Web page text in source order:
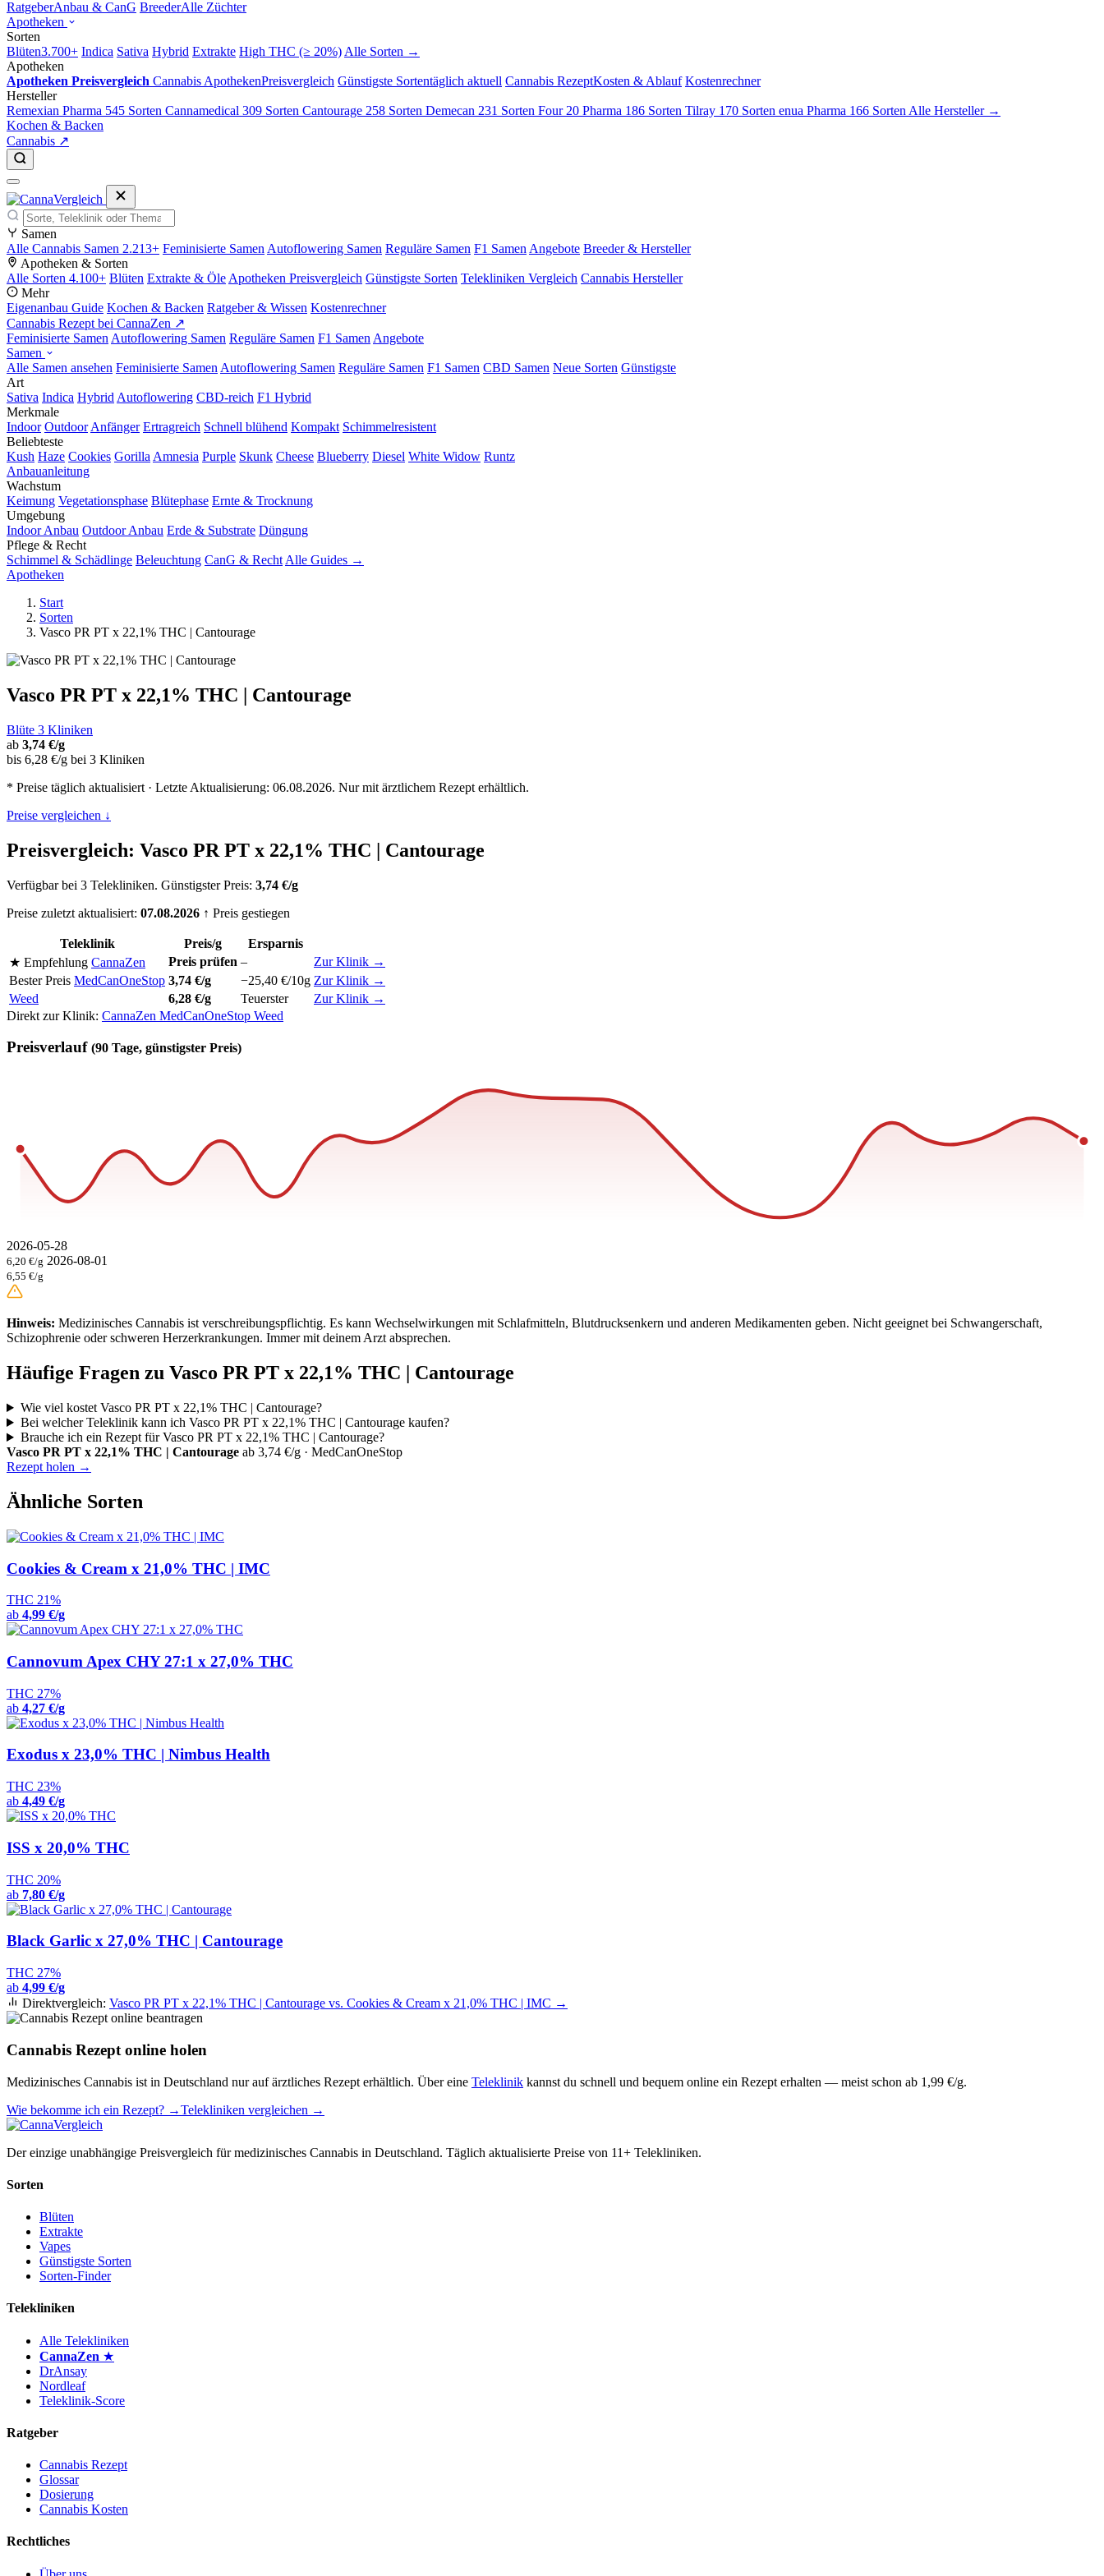
RatgeberAnbau & CanG BreederAlle Züchter
Apotheken
Sorten
Blüten3.700+ Indica Sativa Hybrid Extrakte High THC (≥ 20%) Alle Sorten →
Apotheken
Apotheken Preisvergleich Cannabis ApothekenPreisvergleich Günstigste Sortentäglich aktuell Cannabis RezeptKosten & Ablauf Kostenrechner
Hersteller
Remexian Pharma 545 Sorten Cannamedical 309 Sorten Cantourage 258 Sorten Demecan 231 Sorten Four 20 Pharma 186 Sorten Tilray 170 Sorten enua Pharma 166 Sorten Alle Hersteller →
Kochen & Backen
Cannabis ↗
Samen
Alle Cannabis Samen 2.213+ Feminisierte Samen Autoflowering Samen Reguläre Samen F1 Samen Angebote Breeder & Hersteller
Apotheken & Sorten
Alle Sorten 4.100+ Blüten Extrakte & Öle Apotheken Preisvergleich Günstigste Sorten Telekliniken Vergleich Cannabis Hersteller
Mehr
Eigenanbau Guide Kochen & Backen Ratgeber & Wissen Kostenrechner
Cannabis Rezept bei CannaZen ↗
Feminisierte Samen Autoflowering Samen Reguläre Samen F1 Samen Angebote
Samen
Alle Samen ansehen Feminisierte Samen Autoflowering Samen Reguläre Samen F1 Samen CBD Samen Neue Sorten Günstigste
Art
Sativa Indica Hybrid Autoflowering CBD-reich F1 Hybrid
Merkmale
Indoor Outdoor Anfänger Ertragreich Schnell blühend Kompakt Schimmelresistent
Beliebteste
Kush Haze Cookies Gorilla Amnesia Purple Skunk Cheese Blueberry Diesel White Widow Runtz
Anbauanleitung
Wachstum
Keimung Vegetationsphase Blütephase Ernte & Trocknung
Umgebung
Indoor Anbau Outdoor Anbau Erde & Substrate Düngung
Pflege & Recht
Schimmel & Schädlinge Beleuchtung CanG & Recht Alle Guides →
Apotheken
Start
Sorten
Vasco PR PT x 22,1% THC | Cantourage
Vasco PR PT x 22,1% THC | Cantourage
Blüte 3 Kliniken
ab 3,74 €/g
bis 6,28 €/g bei 3 Kliniken
* Preise täglich aktualisiert · Letzte Aktualisierung: 06.08.2026. Nur mit ärztlichem Rezept erhältlich.
Preise vergleichen ↓
Preisvergleich: Vasco PR PT x 22,1% THC | Cantourage
Verfügbar bei 3 Telekliniken. Günstigster Preis: 3,74 €/g
Preise zuletzt aktualisiert: 07.08.2026 ↑ Preis gestiegen
Teleklinik Preis/g
Ersparnis
★ Empfehlung CannaZen Preis prüfen –
Zur Klinik →
Bester Preis MedCanOneStop 3,74 €/g −25,40 €/10g Zur Klinik →
Weed
6,28 €/g Teuerster
Zur Klinik →
Direkt zur Klinik: CannaZen MedCanOneStop Weed
Preisverlauf (90 Tage, günstigster Preis)
2026-05-28
6,20 €/g 2026-08-01
6,55 €/g
Hinweis: Medizinisches Cannabis ist verschreibungspflichtig. Es kann Wechselwirkungen mit Schlafmitteln, Blutdrucksenkern und anderen Medikamenten geben. Nicht geeignet bei Schwangerschaft,
Schizophrenie oder schweren Herzerkrankungen. Immer mit deinem Arzt absprechen.
Häufige Fragen zu Vasco PR PT x 22,1% THC | Cantourage
Wie viel kostet Vasco PR PT x 22,1% THC | Cantourage?
Bei welcher Teleklinik kann ich Vasco PR PT x 22,1% THC | Cantourage kaufen?
Brauche ich ein Rezept für Vasco PR PT x 22,1% THC | Cantourage?
Vasco PR PT x 22,1% THC | Cantourage ab 3,74 €/g · MedCanOneStop
Rezept holen →
Ähnliche Sorten
Cookies & Cream x 21,0% THC | IMC
THC 21%
ab 4,99 €/g
Cannovum Apex CHY 27:1 x 27,0% THC
THC 27%
ab 4,27 €/g
Exodus x 23,0% THC | Nimbus Health
THC 23%
ab 4,49 €/g
ISS x 20,0% THC
THC 20%
ab 7,80 €/g
Black Garlic x 27,0% THC | Cantourage
THC 27%
ab 4,99 €/g
Direktvergleich: Vasco PR PT x 22,1% THC | Cantourage vs. Cookies & Cream x 21,0% THC | IMC →
Cannabis Rezept online holen
Medizinisches Cannabis ist in Deutschland nur auf ärztliches Rezept erhältlich. Über eine Teleklinik kannst du schnell und bequem online ein Rezept erhalten — meist schon ab 1,99 €/g.
Wie bekomme ich ein Rezept? →Telekliniken vergleichen →
Der einzige unabhängige Preisvergleich für medizinisches Cannabis in Deutschland. Täglich aktualisierte Preise von 11+ Telekliniken.
Sorten
Blüten
Extrakte
Vapes
Günstigste Sorten
Sorten-Finder
Telekliniken
Alle Telekliniken
CannaZen ★
DrAnsay
Nordleaf
Teleklinik-Score
Ratgeber
Cannabis Rezept
Glossar
Dosierung
Cannabis Kosten
Rechtliches